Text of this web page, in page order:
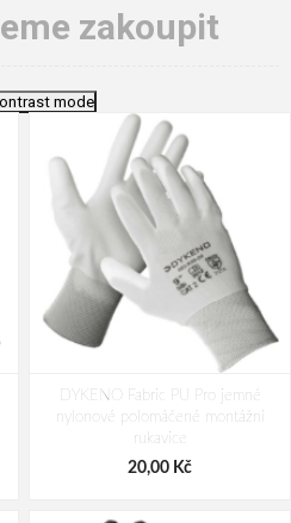
zakoupit
mode
DYKENO Fabric PU Pro jemné
nylonové polomáčené montážní
rukavice
20,00 Kč